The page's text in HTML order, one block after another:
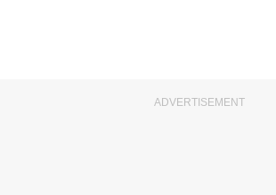
ADVERTISEMENT